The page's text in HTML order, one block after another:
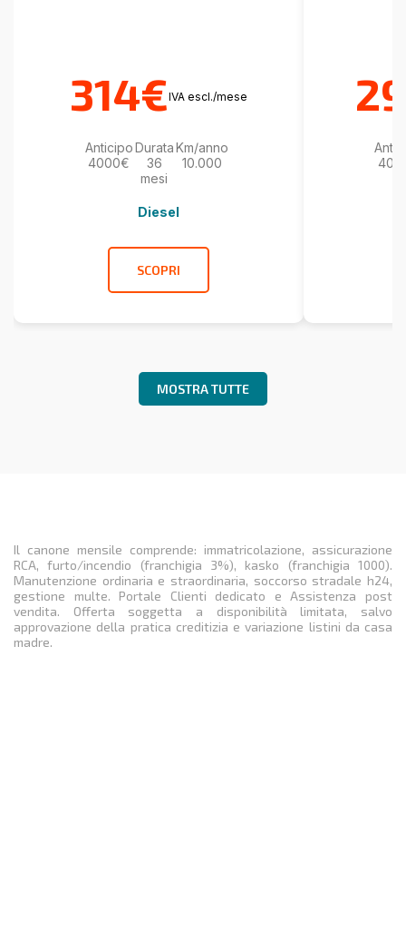
314€IVA escl./mese
Anticipo
4000€
Durata
36
mesi
Km/anno
10.000
Diesel
SCOPRI
MOSTRA TUTTE
Il canone mensile comprende: immatricolazione, assicurazione
RCA, furto/incendio (franchigia 3%), kasko (franchigia 1000).
Manutenzione ordinaria e straordinaria, soccorso stradale h24,
gestione multe. Portale Clienti dedicato e Assistenza post
vendita. Offerta soggetta a disponibilità limitata, salvo
approvazione della pratica creditizia e variazione listini da casa
madre.